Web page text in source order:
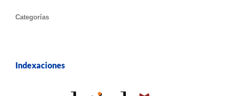
Categorías
Indexaciones